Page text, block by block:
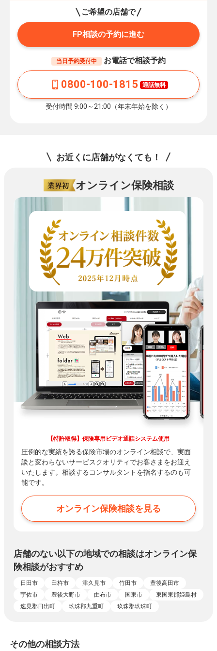
ご希望の店舗で
FP相談の予約に進む
当日予約受付中 お電話で相談予約
0800-100-1815 通話無料
受付時間 9:00～21:00（年末年始を除く）
お近くに店舗がなくても！
オンライン保険相談
【特許取得】保険専用ビデオ通話システム使用
圧倒的な実績を誇る保険市場のオンライン相談で、実面
談と変わらないサービスクオリティでお客さまをお迎え
いたします。相談するコンサルタントを指名するのも可
能です。
オンライン保険相談を見る
店舗のない以下の地域での相談はオンライン保
険相談がおすすめ
日田市 臼杵市 津久見市 竹田市
豊後高田市
宇佐市
豊後大野市 由布市 国東市
東国東郡姫島村
速見郡日出町
玖珠郡九重町 玖珠郡玖珠町
その他の相談方法